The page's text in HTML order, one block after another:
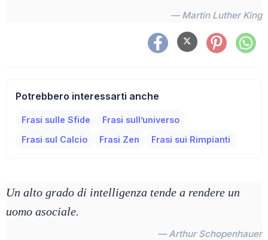
— Martin Luther King
Potrebbero interessarti anche
Frasi sulle Sfide
Frasi sull’universo
Frasi sul Calcio
Frasi Zen Frasi sui Rimpianti
Un alto grado di intelligenza tende a rendere un
uomo asociale.
— Arthur Schopenhauer